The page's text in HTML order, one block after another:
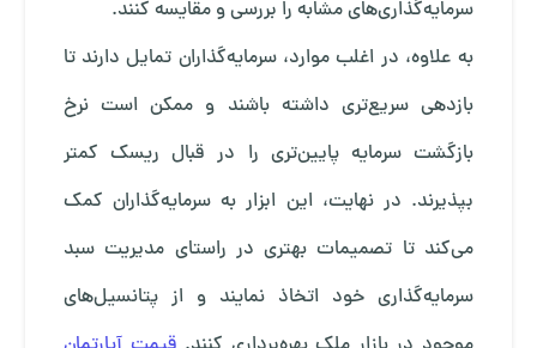
سرمایه‌گذاری‌های مشابه را بررسی و مقایسه کنند.
به علاوه، در اغلب موارد، سرمایه‌گذاران تمایل دارند تا
بازدهی سریع‌تری داشته باشند و ممکن است نرخ
بازگشت سرمایه پایین‌تری را در قبال ریسک کمتر
بپذیرند. در نهایت، این ابزار به سرمایه‌گذاران کمک
می‌کند تا تصمیمات بهتری در راستای مدیریت سبد
سرمایه‌گذاری خود اتخاذ نمایند و از پتانسیل‌های